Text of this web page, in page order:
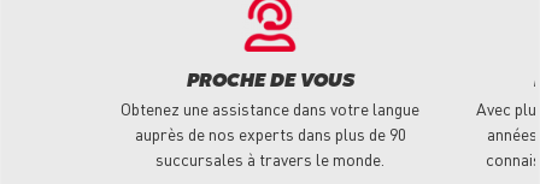
PROCHE DE VOUS
Obtenez une assistance dans votre langue
auprès de nos experts dans plus de 90
succursales à travers le monde.
Avec